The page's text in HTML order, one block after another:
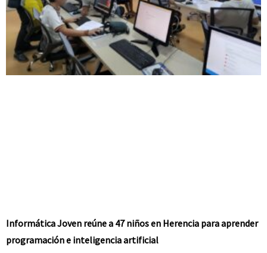
Informática Joven reúne a 47 niños en Herencia para aprender
programación e inteligencia artificial